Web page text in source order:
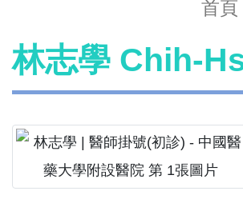
首頁
林志學 Chih-